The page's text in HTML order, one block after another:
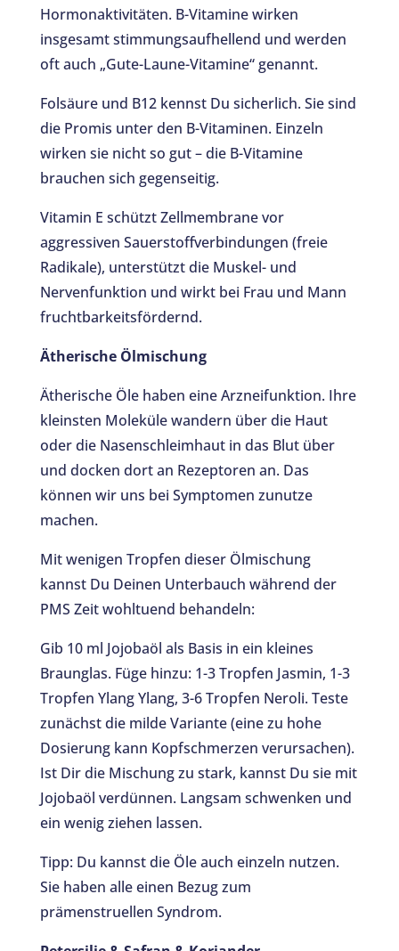
Hormonaktivitäten. B-Vitamine wirken
insgesamt stimmungsaufhellend und werden
oft auch „Gute-Laune-Vitamine“ genannt.
Folsäure und B12 kennst Du sicherlich. Sie sind
die Promis unter den B-Vitaminen. Einzeln
wirken sie nicht so gut – die B-Vitamine
brauchen sich gegenseitig.
Vitamin E schützt Zellmembrane vor
aggressiven Sauerstoffverbindungen (freie
Radikale), unterstützt die Muskel- und
Nervenfunktion und wirkt bei Frau und Mann
fruchtbarkeitsfördernd.
Ätherische Ölmischung
Ätherische Öle haben eine Arzneifunktion. Ihre
kleinsten Moleküle wandern über die Haut
oder die Nasenschleimhaut in das Blut über
und docken dort an Rezeptoren an. Das
können wir uns bei Symptomen zunutze
machen.
Mit wenigen Tropfen dieser Ölmischung
kannst Du Deinen Unterbauch während der
PMS Zeit wohltuend behandeln:
Gib 10 ml Jojobaöl als Basis in ein kleines
Braunglas. Füge hinzu: 1-3 Tropfen Jasmin, 1-3
Tropfen Ylang Ylang, 3-6 Tropfen Neroli. Teste
zunächst die milde Variante (eine zu hohe
Dosierung kann Kopfschmerzen verursachen).
Ist Dir die Mischung zu stark, kannst Du sie mit
Jojobaöl verdünnen. Langsam schwenken und
ein wenig ziehen lassen.
Tipp: Du kannst die Öle auch einzeln nutzen.
Sie haben alle einen Bezug zum
prämenstruellen Syndrom.